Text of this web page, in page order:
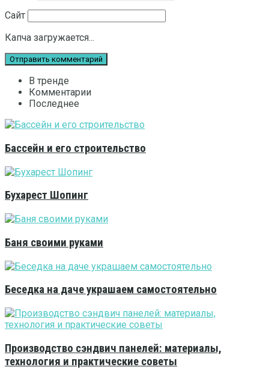
Сайт
Капча загружается...
В тренде
Комментарии
Последнее
Бассейн и его строительство
Бухарест Шопинг
Баня своими руками
Беседка на даче украшаем самостоятельно
Производство сэндвич панелей: материалы,
технология и практические советы